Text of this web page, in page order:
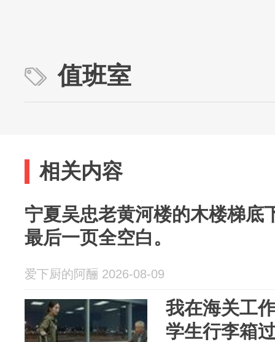
值班室
相关内容
宁夏吴忠老黄河楼的木楼梯底
最后一页全空白。
爱下厨的阿酾 2026-08-09
我在海关工
学生行李箱